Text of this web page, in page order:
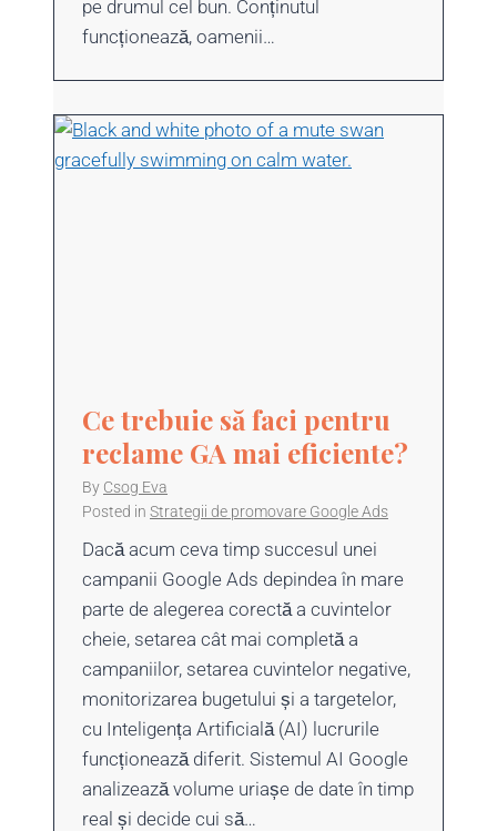
pe drumul cel bun. Conținutul
funcționează, oamenii…
Ce trebuie să faci pentru
reclame GA mai eficiente?
By Csog Eva
Posted in Strategii de promovare Google Ads
Dacă acum ceva timp succesul unei
campanii Google Ads depindea în mare
parte de alegerea corectă a cuvintelor
cheie, setarea cât mai completă a
campaniilor, setarea cuvintelor negative,
monitorizarea bugetului și a targetelor,
cu Inteligența Artificială (AI) lucrurile
funcționează diferit. Sistemul AI Google
analizează volume uriașe de date în timp
real și decide cui să…